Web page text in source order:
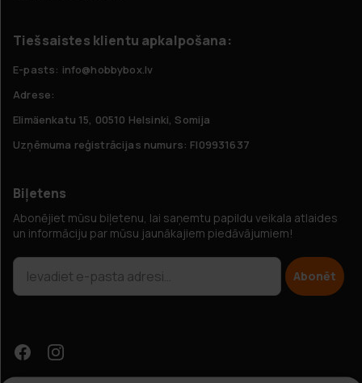
Tiešsaistes klientu apkalpošana:
E-pasts: info@hobbybox.lv
Adrese:
Elimäenkatu 15, 00510 Helsinki, Somija
Uzņēmuma reģistrācijas numurs: FI09931637
Biļetens
Abonējiet mūsu biļetenu, lai saņemtu papildu veikala atlaides
un informāciju par mūsu jaunākajiem piedāvājumiem!
Abonēt